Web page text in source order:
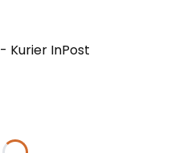
- Kurier InPost